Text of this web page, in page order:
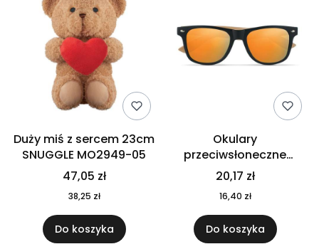
Duży miś z sercem 23cm
SNUGGLE MO2949-05
47,05 zł
38,25 zł
Do koszyka
Okulary
przeciwsłoneczne
CALIFORNIA TOUCH
MO9617-10
20,17 zł
16,40 zł
Do koszyka